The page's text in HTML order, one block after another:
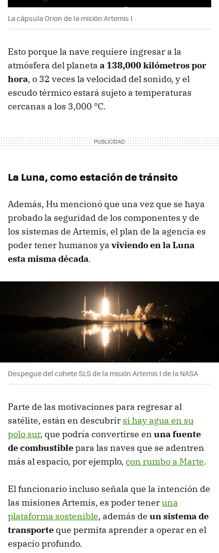
La cápsula Orion de la misión Artemis I
Esto porque la nave requiere ingresar a la
atmósfera del planeta a 138,000 kilómetros por
hora, o 32 veces la velocidad del sonido, y el
escudo térmico estará sujeto a temperaturas
cercanas a los 3,000 °C.
La Luna, como estación de tránsito
Además, Hu mencionó que una vez que se haya
probado la seguridad de los componentes y de
los sistemas de Artemis, el plan de la agencia es
poder tener humanos ya viviendo en la Luna
esta misma década.
Despegue del cohete SLS de la misión Artemis I de la NASA
Parte de las motivaciones para regresar al
satélite, están en descubrir si hay agua en su
polo sur, que podría convertirse en una fuente
de combustiblepara las naves que se adentren
más al espacio, por ejemplo, con rumbo a Marte.
El funcionario incluso señala que la intención de
las misiones Artemis, es poder teneruna
plataforma sostenible, además de un sistema de
transporte que permita aprender a operar en el
espacio profundo.